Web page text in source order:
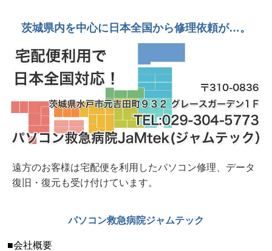
い？Lenovo Thikpad X395水戸市
2026年 6月20日 整備済み中古デスクトップPC
販売中 富士通ESPLIMO D586/M
2026年 6月 8日 水戸市法人様から 壊れにくい
事務用デスクトップパソコンオーダー
2026年 6月 7日 整備済み中古PC販売中 富士通
茨城県内を中心に日本全国から修理依頼が…。
遠方のお客様は宅配便を利用したパソコン修理、データ
復旧・復元も受け付けています。
パソコン救急病院ジャムテック
会社概要